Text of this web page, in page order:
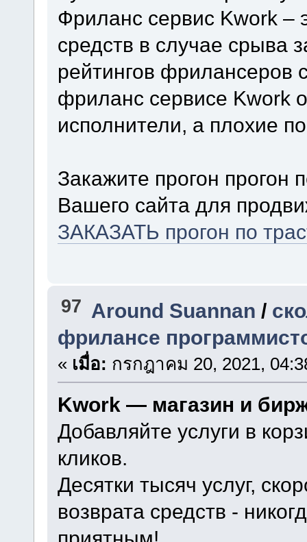
Фриланс сервис Kwork –
средств в случае срыва
рейтингов фрилансеров
фриланс сервисе Kwork
исполнители, а плохие
Закажите прогон прогон
Вашего сайта для
ЗАКАЗАТЬ прогон по
97 Around Suannan /
фрилансе
« เมื่อ: กรกฎาคม 20, 2021,
Kwork — магазин и
Добавляйте услуги в
кликов.
Десятки тысяч услуг,
возврата средств -